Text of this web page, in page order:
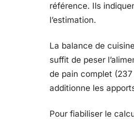
référence. Ils
l’estimation.
La balance de
suffit de peser
de pain complet
additionne les
Pour fiabiliser le